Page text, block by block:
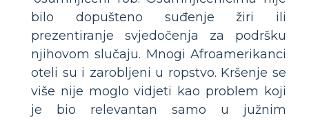
bilo dopušteno suđenje žiri ili
prezentiranje svjedočenja za podršku
njihovom slučaju. Mnogi Afroamerikanci
oteli su i zarobljeni u ropstvo. Kršenje se
više nije moglo vidjeti kao problem koji
je bio relevantan samo u južnim